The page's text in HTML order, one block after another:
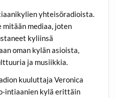
yhteisöradioista.
mediaa, joten
kyliinsä
oman kylän asioista,
ja musiikkia.
kuuluttaja Veronica
intiaanien kylä erittäin